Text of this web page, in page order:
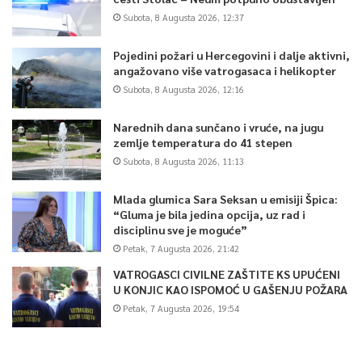
dodavajući da prema dostupnim podacima broj emigranata
raste iz godine u godinu, pa se sa 28.000 koliko je odselilo
2013. godine, ovaj broj popeo na 44.700 u 2018. godini.
“Studija o troškovima odlaska mladih je prva te vrste koja nudi
doprinos osvještavanju razmjera ovog problema u BiH.
Odlaskom mladih ljudi društvo trpi brojne negativne
ekonomske i društvene posljedice, te očekujemo od donosioca
odluka da preuzmu odgovornost i kreiraju bolje uslove za život
mladih ljudi u BiH
“,istakla je direktorica Westminister
fondacije za demokratiju u BiH,
Nermina Voloder
5
Subota, 8 Augusta 2026, 12:37
Pojedini požari u Hercegovini i dalje aktivni,
angažovano više vatrogasaca i helikopter
Subota, 8 Augusta 2026, 12:16
Narednih dana sunčano i vruće, na jugu
zemlje temperatura do 41 stepen
Subota, 8 Augusta 2026, 11:13
Mlada glumica Sara Seksan u emisiji Špica:
“Gluma je bila jedina opcija, uz rad i
disciplinu sve je moguće”
Petak, 7 Augusta 2026, 21:42
VATROGASCI CIVILNE ZAŠTITE KS UPUĆENI
U KONJIC KAO ISPOMOĆ U GAŠENJU POŽARA
Petak, 7 Augusta 2026, 19:54